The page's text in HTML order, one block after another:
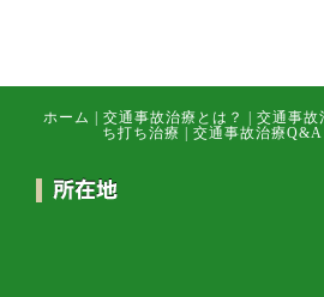
ホーム 交通事故治療とは？ 交通事故
ち打ち治療
交通事故治療Q&A